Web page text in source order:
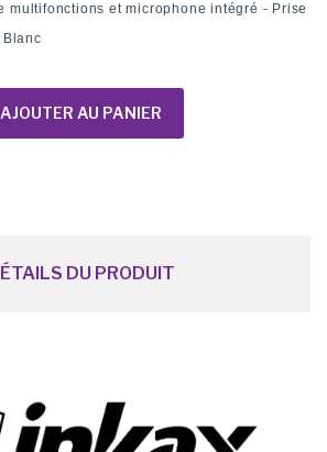
multifonctions et microphone intégré - Prise
AJOUTER AU PANIER
DU PRODUIT